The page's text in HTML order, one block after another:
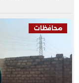
محافظات